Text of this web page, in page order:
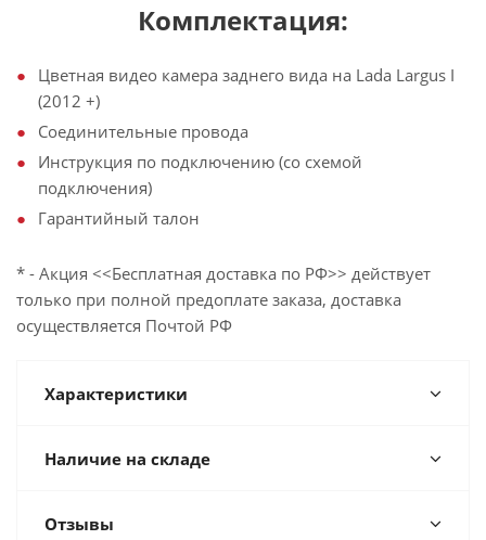
Комплектация:
Цветная видео камера заднего вида на Lada Largus I
(2012 +)
Соединительные провода
Инструкция по подключению (со схемой
подключения)
Гарантийный талон
* - Акция <<Бесплатная доставка по РФ>> действует
только при полной предоплате заказа, доставка
осуществляется Почтой РФ
Характеристики
Наличие на складе
Отзывы